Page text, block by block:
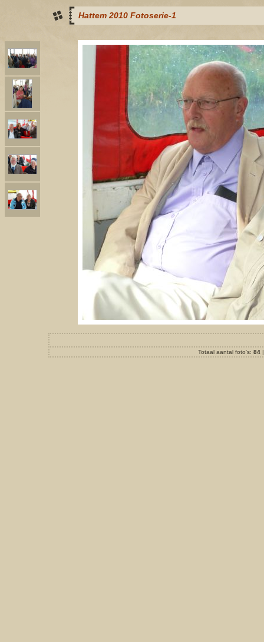
Hattem 2010 Fotoserie-1
Totaal aantal foto's: 84|